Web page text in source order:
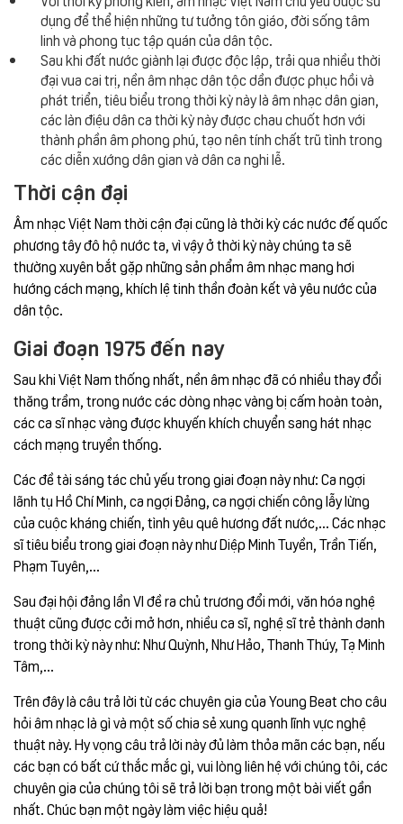
dụng để thể hiện những tư tưởng tôn giáo, đời sống tâm
linh và phong tục tập quán của dân tộc.
Sau khi đất nước giành lại được độc lập, trải qua nhiều thời
đại vua cai trị, nền âm nhạc dân tộc dần được phục hồi và
phát triển, tiêu biểu trong thời kỳ này là âm nhạc dân gian,
các làn điệu dân ca thời kỳ này được chau chuốt hơn với
thành phần âm phong phú, tạo nên tính chất trũ tình trong
các diễn xướng dân gian và dân ca nghi lễ.
Thời cận đại
Âm nhạc Việt Nam thời cận đại cũng là thời kỳ các nước đế quốc
phương tây đô hộ nước ta, vì vậy ở thời kỳ này chúng ta sẽ
thường xuyên bắt gặp những sản phẩm âm nhạc mang hơi
hướng cách mạng, khích lệ tinh thần đoàn kết và yêu nước của
dân tộc.
Giai đoạn 1975 đến nay
Sau khi Việt Nam thống nhất, nền âm nhạc đã có nhiều thay đổi
thăng trầm, trong nước các dòng nhạc vàng bị cấm hoàn toàn,
các ca sĩ nhạc vàng được khuyến khích chuyển sang hát nhạc
cách mạng truyền thống.
Các đề tài sáng tác chủ yếu trong giai đoạn này như: Ca ngợi
lãnh tụ Hồ Chí Minh, ca ngợi Đảng, ca ngợi chiến công lẫy lừng
của cuộc kháng chiến, tình yêu quê hương đất nước,... Các nhạc
sĩ tiêu biểu trong giai đoạn này như Diệp Minh Tuyền, Trần Tiến,
Phạm Tuyên,...
Sau đại hội đảng lần VI đề ra chủ trương đổi mới, văn hóa nghệ
thuật cũng được cởi mở hơn, nhiều ca sĩ, nghệ sĩ trẻ thành danh
trong thời kỳ này như: Như Quỳnh, Như Hảo, Thanh Thúy, Tạ Minh
Tâm,...
Trên đây là câu trả lời từ các chuyên gia của Young Beat cho câu
hỏi âm nhạc là gì và một số chia sẻ xung quanh lĩnh vực nghệ
thuật này. Hy vọng câu trả lời này đủ làm thỏa mãn các bạn, nếu
các bạn có bất cứ thắc mắc gì, vui lòng liên hệ với chúng tôi, các
chuyên gia của chúng tôi sẽ trả lời bạn trong một bài viết gần
nhất. Chúc bạn một ngày làm việc hiệu quả!